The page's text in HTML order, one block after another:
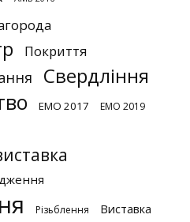
Покриття
Свердління
EMO 2017 EMO 2019
Різьблення Виставка